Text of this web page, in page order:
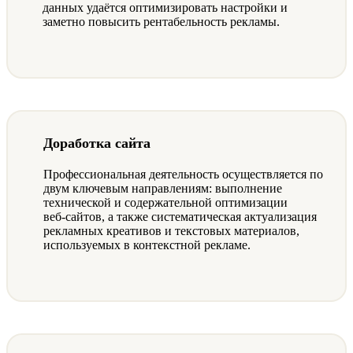
данных удаётся оптимизировать настройки и
заметно повысить рентабельность рекламы.
Доработка сайта
Профессиональная деятельность осуществляется по
двум ключевым направлениям: выполнение
технической и содержательной оптимизации
веб‑сайтов, а также систематическая актуализация
рекламных креативов и текстовых материалов,
используемых в контекстной рекламе.